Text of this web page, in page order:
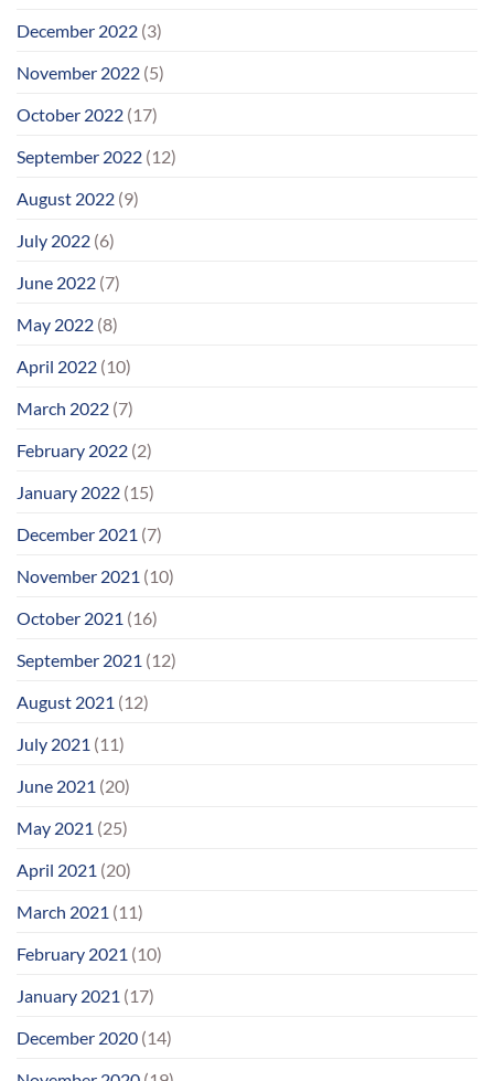
December 2022 (3)
November 2022 (5)
October 2022 (17)
September 2022 (12)
August 2022 (9)
July 2022 (6)
June 2022 (7)
May 2022 (8)
April 2022 (10)
March 2022 (7)
February 2022 (2)
January 2022 (15)
December 2021 (7)
November 2021 (10)
October 2021 (16)
September 2021 (12)
August 2021 (12)
July 2021 (11)
June 2021 (20)
May 2021 (25)
April 2021 (20)
March 2021 (11)
February 2021 (10)
January 2021 (17)
December 2020 (14)